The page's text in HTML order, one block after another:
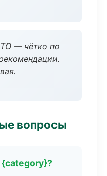
— чётко по
вопросы
{category}?